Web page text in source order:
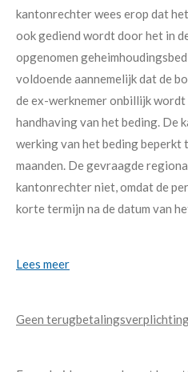
kantonrechter wees erop dat
ook gediend wordt door het in
opgenomen
voldoende aannemelijk dat de
de ex-werknemer onbillijk
handhaving van het beding. De
werking van het beding beperkt
maanden. De gevraagde
kantonrechter niet, omdat de
korte termijn na de datum van
Lees meer
Geen